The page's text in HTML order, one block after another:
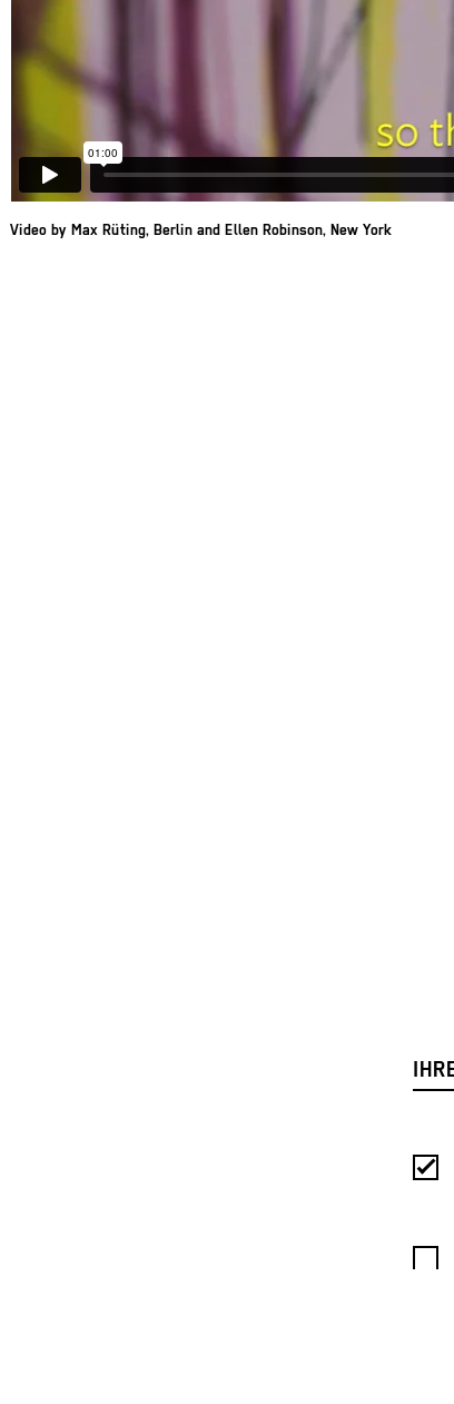
Video by Max Rüting, Berlin and Ellen Robinson, New York